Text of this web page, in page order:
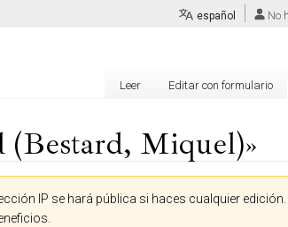
(Bestard, Miquel)»
IP se hará pública si haces cualquier edición.
español No
Leer Editar con formulario